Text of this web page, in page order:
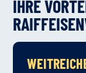
IHRE